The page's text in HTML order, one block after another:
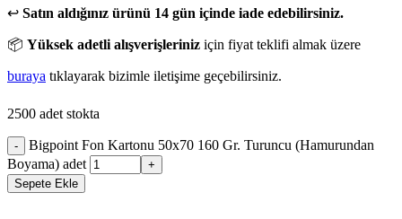
↩️ Satın aldığınız ürünü 14 gün içinde iade edebilirsiniz.
📦 Yüksek adetli alışverişleriniz için fiyat teklifi almak üzere
buraya tıklayarak bizimle iletişime geçebilirsiniz.
2500 adet stokta
-
Bigpoint Fon Kartonu 50x70 160 Gr. Turuncu (Hamurundan
Boyama) adet
+
Sepete Ekle